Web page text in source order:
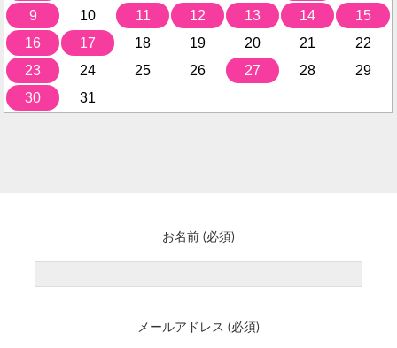
9
10 11 12 13 14
15
16
17 18 19 20 21
22
23
24 25 26 27 28
29
30
31
お名前 (必須)
メールアドレス (必須)